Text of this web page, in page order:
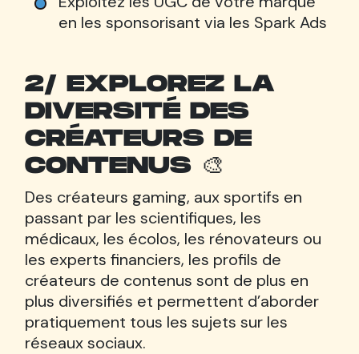
en les sponsorisant via les Spark Ads
2/ EXPLOREZ LA
DIVERSITÉ DES
CRÉATEURS DE
CONTENUS 🎨
Des créateurs gaming, aux sportifs en
passant par les scientifiques, les
médicaux, les écolos, les rénovateurs ou
les experts financiers, les profils de
créateurs de contenus sont de plus en
plus diversifiés et permettent d’aborder
pratiquement tous les sujets sur les
réseaux sociaux.